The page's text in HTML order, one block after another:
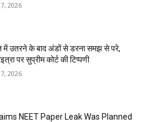
2026
में उतरने के बाद अंडों से डरना समझ से परे,
पर सुप्रीम कोर्ट की टिप्पणी
2026
NEET Paper Leak Was Planned